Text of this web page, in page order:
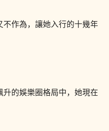
作為，讓她入行的十幾年
的娛樂圈格局中，她現在